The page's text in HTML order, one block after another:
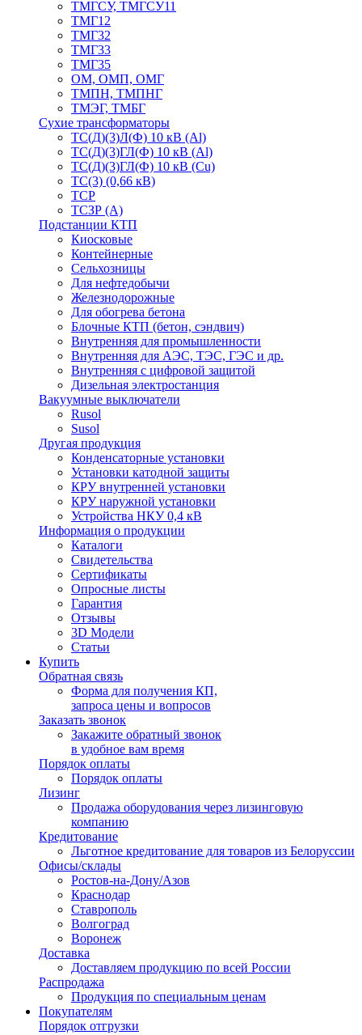
ТМГСУ, ТМГСУ11
ТМГ12
ТМГ32
ТМГ33
ТМГ35
ОМ, ОМП, ОМГ
ТМПН, ТМПНГ
ТМЭГ, ТМБГ
Сухие трансформаторы
ТС(Д)(3)Л(Ф) 10 кВ (Al)
ТС(Д)(3)ГЛ(Ф) 10 кВ (Al)
ТС(Д)(3)ГЛ(Ф) 10 кВ (Cu)
ТС(3) (0,66 кВ)
ТСР
ТСЗР (А)
Подстанции КТП
Киосковые
Контейнерные
Сельхозницы
Для нефтедобычи
Железнодорожные
Для обогрева бетона
Блочные КТП (бетон, сэндвич)
Внутренняя для промышленности
Внутренняя для АЭС, ТЭС, ГЭС и др.
Внутренняя с цифровой защитой
Дизельная электростанция
Вакуумные выключатели
Rusol
Susol
Другая продукция
Конденсаторные установки
Установки катодной защиты
КРУ внутренней установки
КРУ наружной установки
Устройства НКУ 0,4 кВ
Информация о продукции
Каталоги
Свидетельства
Сертификаты
Опросные листы
Гарантия
Отзывы
3D Модели
Статьи
Купить
Обратная связь
Форма для получения КП,
запроса цены и вопросов
Заказать звонок
Закажите обратный звонок
в удобное вам время
Порядок оплаты
Порядок оплаты
Лизинг
Продажа оборудования через лизинговую
компанию
Кредитование
Льготное кредитование для товаров из Белоруссии
Офисы/склады
Ростов-на-Дону/Азов
Краснодар
Ставрополь
Волгоград
Воронеж
Доставка
Доставляем продукцию по всей России
Распродажа
Продукция по специальным ценам
Покупателям
Порядок отгрузки